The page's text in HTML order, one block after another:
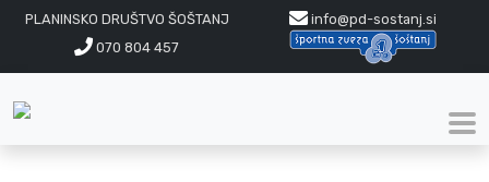
PLANINSKO DRUŠTVO ŠOŠTANJ
info@pd-sostanj.si
070 804 457